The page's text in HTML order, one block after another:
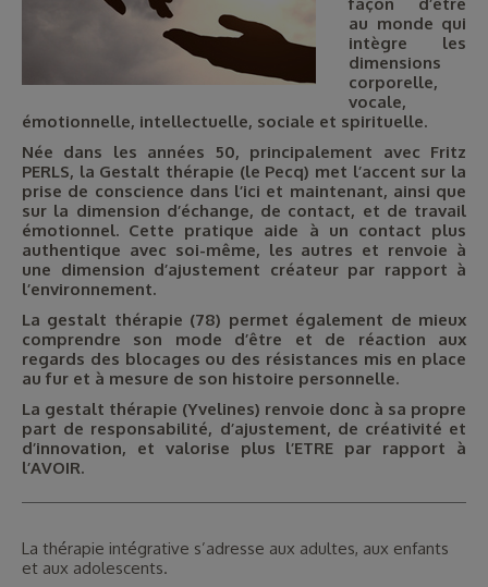
au monde qui
intègre les
dimensions
corporelle,
vocale,
émotionnelle, intellectuelle, sociale et spirituelle.
Née dans les années 50, principalement avec Fritz
PERLS, la Gestalt thérapie (le Pecq) met l’accent sur la
prise de conscience dans l’ici et maintenant, ainsi que
sur la dimension d’échange, de contact, et de travail
émotionnel. Cette pratique aide à un contact plus
authentique avec soi-même, les autres et renvoie à
une dimension d’ajustement créateur par rapport à
l’environnement.
La gestalt thérapie (78) permet également de mieux
comprendre son mode d’être et de réaction aux
regards des blocages ou des résistances mis en place
au fur et à mesure de son histoire personnelle.
La gestalt thérapie (Yvelines) renvoie donc à sa propre
part de responsabilité, d’ajustement, de créativité et
d’innovation, et valorise plus l’ETRE par rapport à
l’AVOIR.
La thérapie intégrative s’adresse aux adultes, aux enfants
et aux adolescents.